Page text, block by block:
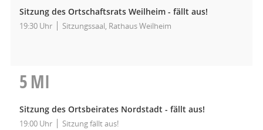
Sitzung des Ortschaftsrats Weilheim - fällt aus!
19:30 Uhr Sitzungssaal, Rathaus Weilheim
5MI
Sitzung des Ortsbeirates Nordstadt - fällt aus!
19:00 Uhr Sitzung fällt aus!